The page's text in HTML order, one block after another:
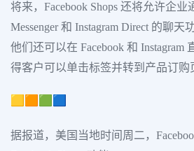
将来，Facebook Shops 还将允许企业
Messenger 和 Instagram Direct 的聊天
他们还可以在 Facebook 和 Instagram
得客户可以单击标签并转到产品订购
🟨🟧🟩🟦
据报道，美国当地时间周二，